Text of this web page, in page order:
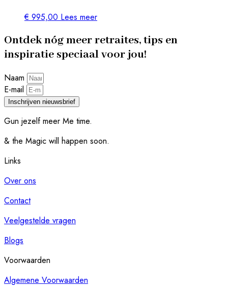
€ 995,00 Lees meer
Ontdek nóg meer retraites, tips en
inspiratie speciaal voor jou!
Naam
E-mail
Inschrijven nieuwsbrief
Gun jezelf meer Me time.​
& the Magic will happen soon.
Links
Over ons
Contact
Veelgestelde vragen
Blogs
Voorwaarden
Algemene Voorwaarden